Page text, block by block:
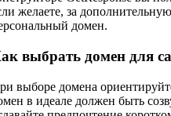
желаете, за
домен.
выбрать домен для
выборе домена
в идеале должен быть